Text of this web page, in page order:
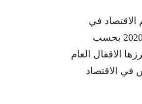
في
لبنان​ تراجع من 53 مليار ​دولار​ في العام 2019 الى 30 مليار في العام 2020 بحسب
​الاقفال​ العام
​الاقتصاد